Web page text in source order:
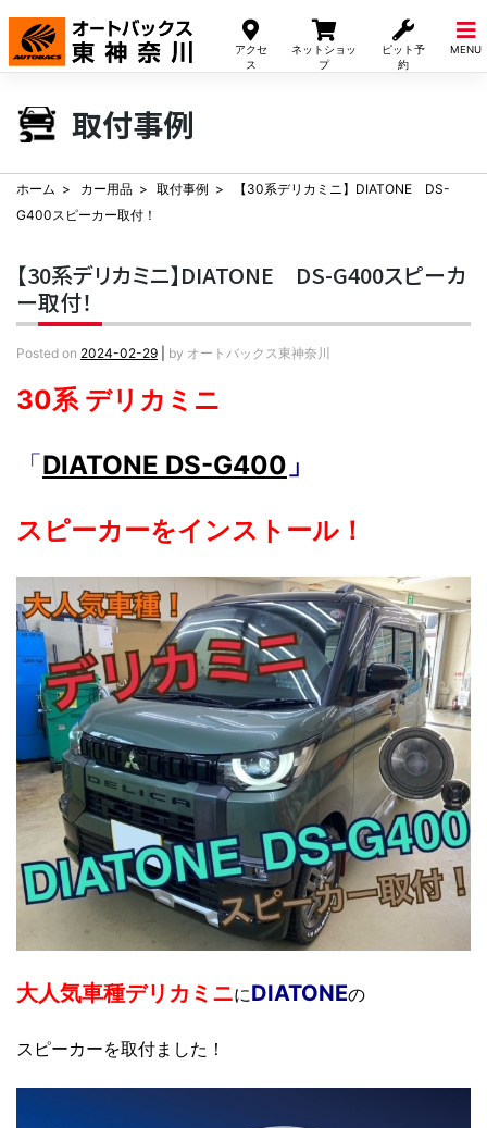
アクセ
ス
ネットショッ
プ
ピット予
約
MENU
Skip
content
取付事例
ホーム カー用品 取付事例
【30系デリカミニ】DIATONE DS-
G400スピーカー取付！
【30系デリカミニ】DIATONE DS-G400スピーカ
ー取付！
Posted on 2024-02-29 by オートバックス東神奈川
30系 デリカミニ
「DIATONE DS-G400 」
スピーカーをインストール！
大人気車種デリカミニにDIATONEの
スピーカーを取付ました！